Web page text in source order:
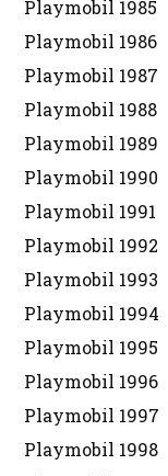
Playmobil 1985
Playmobil 1986
Playmobil 1987
Playmobil 1988
Playmobil 1989
Playmobil 1990
Playmobil 1991
Playmobil 1992
Playmobil 1993
Playmobil 1994
Playmobil 1995
Playmobil 1996
Playmobil 1997
Playmobil 1998